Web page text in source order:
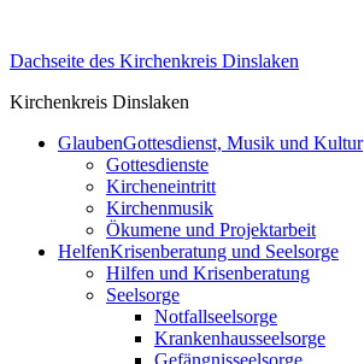
content
Dachseite des Kirchenkreis Dinslaken
Kirchenkreis Dinslaken
GlaubenGottesdienst, Musik und Kultur
Gottesdienste
Kircheneintritt
Kirchenmusik
Ökumene und Projektarbeit
HelfenKrisenberatung und Seelsorge
Hilfen und Krisenberatung
Seelsorge
Notfallseelsorge
Krankenhausseelsorge
Gefängnisseelsorge